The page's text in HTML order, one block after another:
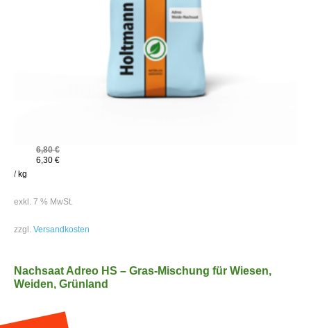
6,80€
6,30 €
/ kg
exkl. 7 % MwSt.
zzgl. Versandkosten
Nachsaat Adreo HS – Gras-Mischung für Wiesen,
Weiden, Grünland